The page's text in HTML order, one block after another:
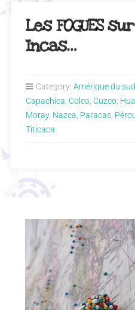
Les FOGUES
Incas…
Category: Amérique du sud
Capachica, Colca, Cuzco,
Moray, Nazca, Paracas,
Titicaca